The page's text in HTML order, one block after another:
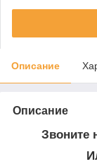
Описание
Описание
Звоните